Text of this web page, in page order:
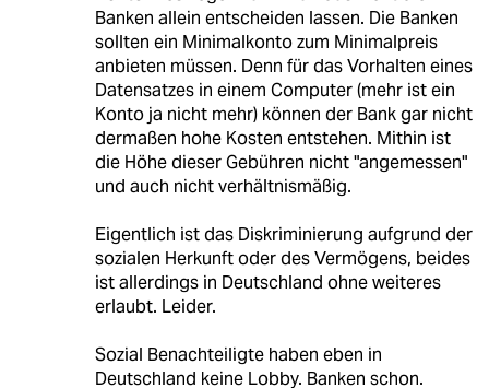
Banken allein entscheiden lassen. Die Banken
sollten ein Minimalkonto zum Minimalpreis
anbieten müssen. Denn für das Vorhalten eines
Datensatzes in einem Computer (mehr ist ein
Konto ja nicht mehr) können der Bank gar nicht
dermaßen hohe Kosten entstehen. Mithin ist
die Höhe dieser Gebühren nicht "angemessen"
und auch nicht verhältnismäßig.
Eigentlich ist das Diskriminierung aufgrund der
sozialen Herkunft oder des Vermögens, beides
ist allerdings in Deutschland ohne weiteres
erlaubt. Leider.
Sozial Benachteiligte haben eben in
Deutschland keine Lobby. Banken schon.